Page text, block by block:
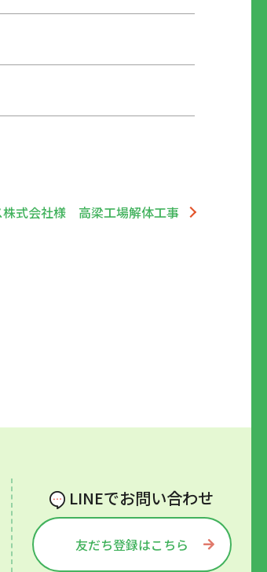
株式会社様 高梁工場解体工事
LINEでお問い合わせ
友だち登録はこちら